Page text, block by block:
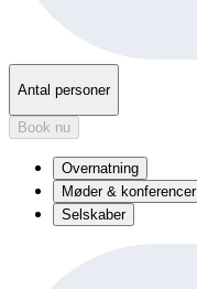
Antal personer
Book nu
Overnatning
Møder & konferencer
Selskaber